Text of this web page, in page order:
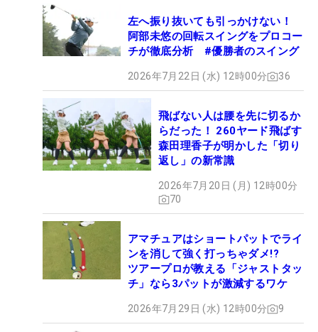
左へ振り抜いても引っかけない！
阿部未悠の回転スイングをプロコー
チが徹底分析 #優勝者のスイング
2026年7月22日 (水) 12時00分 36
飛ばない人は腰を先に切るか
らだった！ 260ヤード飛ばす
森田理香子が明かした「切り
返し」の新常識
2026年7月20日 (月) 12時00分
70
アマチュアはショートパットでライ
ンを消して強く打っちゃダメ!?
ツアープロが教える「ジャストタッ
チ」なら3パットが激減するワケ
2026年7月29日 (水) 12時00分 9